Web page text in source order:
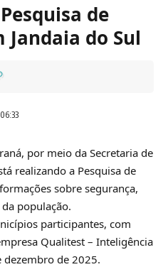
de
do Sul
por meio da Secretaria de
realizando a Pesquisa de
sobre segurança,
população.
participantes, com
Qualitest – Inteligência
dezembro de 2025.